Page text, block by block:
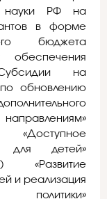
науки РФ на
в форме
бюджета
на
обновлению
для детей»
«Развитие
и реализация
политики»